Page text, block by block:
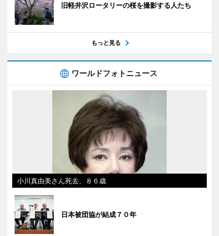
旧軽井沢ロータリーの桜を撮影する人たち
もっと見る
ワールドフォトニュース
小川真由美さん死去、８６歳
日本被団協が結成７０年